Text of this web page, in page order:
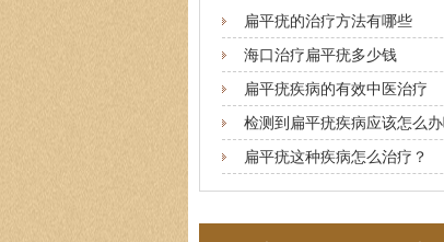
扁平疣的治疗方法有哪些
海口治疗扁平疣多少钱
扁平疣疾病的有效中医治疗
检测到扁平疣疾病应该怎么
扁平疣这种疾病怎么治疗？